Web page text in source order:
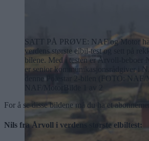
SATT PÅ PRØVE: NAF og Motor
verdens største elbil-test og sett på
bilene. Med i testen er Årvoll-beboer
er senior kommunikasjonsrådgiver i
denne Polestar 2-bilen (FOTO: NAF/
For å se disse bildene må du ha et
Nils fra Årvoll i verdens største elbiltest: